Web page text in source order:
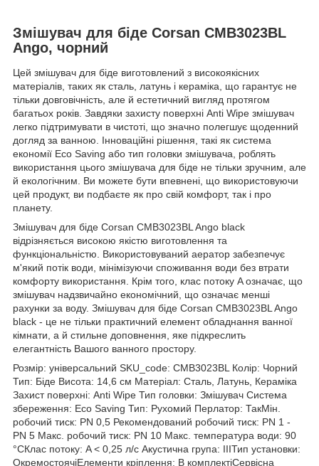
Змішувач для біде Corsan CMB3023BL
Ango, чорний
Цей змішувач для біде виготовлений з високоякісних
матеріалів, таких як сталь, латунь і кераміка, що гарантує не
тільки довговічність, але й естетичний вигляд протягом
багатьох років. Завдяки захисту поверхні Anti Wipe змішувач
легко підтримувати в чистоті, що значно полегшує щоденний
догляд за ванною. Інноваційні рішення, такі як система
економії Eco Saving або тип головки змішувача, роблять
використання цього змішувача для біде не тільки зручним, але
й екологічним. Ви можете бути впевнені, що використовуючи
цей продукт, ви подбаєте як про свій комфорт, так і про
планету.
Змішувач для біде Corsan CMB3023BL Ango black
відрізняється високою якістю виготовлення та
функціональністю. Використовуваний аератор забезпечує
м'який потік води, мінімізуючи споживання води без втрати
комфорту використання. Крім того, клас потоку A означає, що
змішувач надзвичайно економічний, що означає менші
рахунки за воду. Змішувач для біде Corsan CMB3023BL Ango
black - це не тільки практичний елемент обладнання ванної
кімнати, а й стильне доповнення, яке підкреслить
елегантність Вашого ванного простору.
Розмір: універсальний SKU_code: CMB3023BL Колір: Чорний
Тип: Біде Висота: 14,6 см Матеріал: Сталь, Латунь, Кераміка
Захист поверхні: Anti Wipe Тип головки: Змішувач Система
збереження: Eco Saving Тип: Рухомий Перлатор: ТакМін.
робочий тиск: PN 0,5 Рекомендований робочий тиск: PN 1 -
PN 5 Макс. робочий тиск: PN 10 Макс. температура води: 90
°CКлас потоку: A < 0,25 л/с Акустична група: IIIТип установки:
ОкремостоячіЕлементи кріплення: В комплектіСервісна